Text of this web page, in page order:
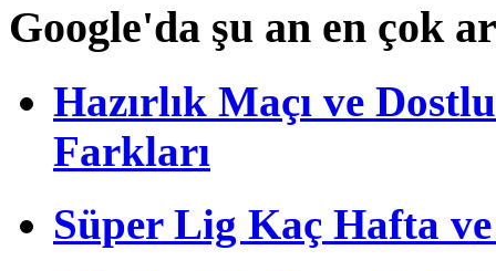
Google'da şu an en çok
Hazırlık Maçı ve
Farkları
Süper Lig Kaç Hafta